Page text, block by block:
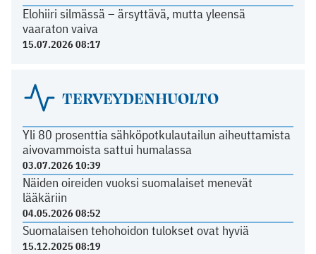
Elohiiri silmässä – ärsyttävä, mutta yleensä
vaaraton vaiva
15.07.2026 08:17
TERVEYDENHUOLTO
Yli 80 prosenttia sähköpotkulautailun aiheuttamista
aivovammoista sattui humalassa
03.07.2026 10:39
Näiden oireiden vuoksi suomalaiset menevät
lääkäriin
04.05.2026 08:52
Suomalaisen tehohoidon tulokset ovat hyviä
15.12.2025 08:19